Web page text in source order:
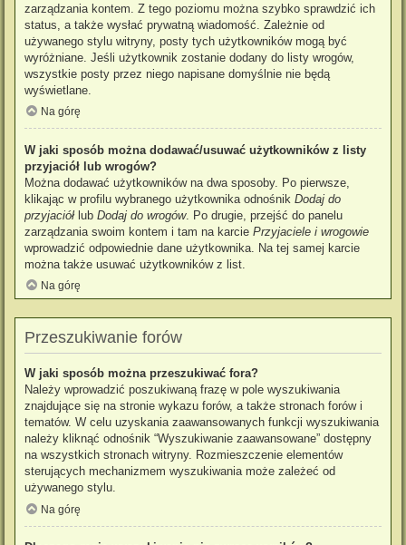
zarządzania kontem. Z tego poziomu można szybko sprawdzić ich
status, a także wysłać prywatną wiadomość. Zależnie od
używanego stylu witryny, posty tych użytkowników mogą być
wyróżniane. Jeśli użytkownik zostanie dodany do listy wrogów,
wszystkie posty przez niego napisane domyślnie nie będą
wyświetlane.
Na górę
W jaki sposób można dodawać/usuwać użytkowników z listy
przyjaciół lub wrogów?
Można dodawać użytkowników na dwa sposoby. Po pierwsze,
klikając w profilu wybranego użytkownika odnośnik Dodaj do
przyjaciół lub Dodaj do wrogów. Po drugie, przejść do panelu
zarządzania swoim kontem i tam na karcie Przyjaciele i wrogowie
wprowadzić odpowiednie dane użytkownika. Na tej samej karcie
można także usuwać użytkowników z list.
Na górę
Przeszukiwanie forów
W jaki sposób można przeszukiwać fora?
Należy wprowadzić poszukiwaną frazę w pole wyszukiwania
znajdujące się na stronie wykazu forów, a także stronach forów i
tematów. W celu uzyskania zaawansowanych funkcji wyszukiwania
należy kliknąć odnośnik “Wyszukiwanie zaawansowane” dostępny
na wszystkich stronach witryny. Rozmieszczenie elementów
sterujących mechanizmem wyszukiwania może zależeć od
używanego stylu.
Na górę